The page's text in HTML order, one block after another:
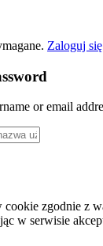
Zaloguj się
or email
cookie zgodnie z
w serwisie